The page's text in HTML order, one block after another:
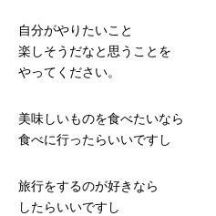
自分がやりたいこと
楽しそうだなと思うことを
やってください。
美味しいものを食べたいなら
食べに行ったらいいですし
旅行をするのが好きなら
したらいいですし